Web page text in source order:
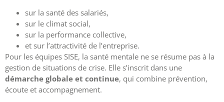
sur la santé des salariés,
sur le climat social,
sur la performance collective,
et sur l’attractivité de l’entreprise.
Pour les équipes SISE, la santé mentale ne se résume pas à la
gestion de situations de crise. Elle s’inscrit dans une
démarche globale et continue, qui combine prévention,
écoute et accompagnement.